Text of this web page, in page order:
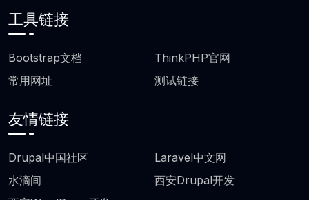
工具链接
页脚工具链接
Bootstrap文档
ThinkPHP官网
常用网址
测试链接
友情链接
友情链接
Drupal中国社区
Laravel中文网
水滴间
西安Drupal开发